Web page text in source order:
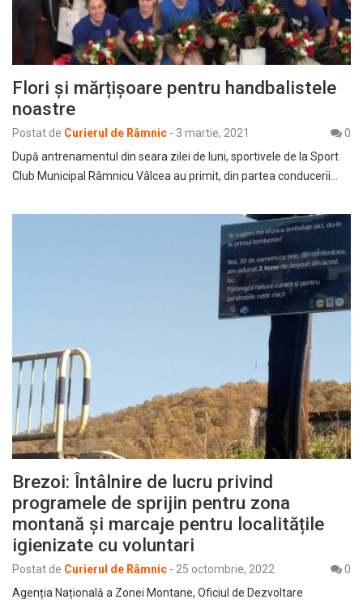
Flori și mărțișoare pentru handbalistele
noastre
Postat de Curierul de Râmnic - 3 martie, 2021
0
După antrenamentul din seara zilei de luni, sportivele de la Sport
Club Municipal Râmnicu Vâlcea au primit, din partea conducerii…
Brezoi: Întâlnire de lucru privind
programele de sprijin pentru zona
montană și marcaje pentru localitățile
igienizate cu voluntari
Postat de Curierul de Râmnic - 25 octombrie, 2022
0
Agenția Națională a Zonei Montane, Oficiul de Dezvoltare